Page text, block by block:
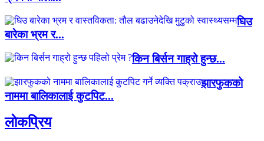
घिउ
बारेका भ्रम र...
किन बिर्सन गाह्रो हुन्छ...
झारफुकको
नाममा बालिकालाई कुटपिट...
लाेकप्रिय